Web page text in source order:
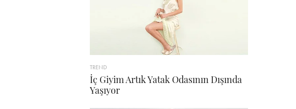
TREND
İç Giyim Artık Yatak Odasının Dışında
Yaşıyor